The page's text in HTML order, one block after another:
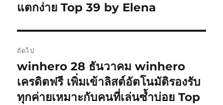
แตกง่าย Top 39 by Elena
ถัดไป
เรื่อง
ต่อ
ไป:
winhero 28 ธันวาคม winhero
เครดิตฟรี เพิ่มเข้าลิสต์อัตโนมัติรองรับ
ทุกค่ายเหมาะกับคนที่เล่นซ้ำบ่อย Top